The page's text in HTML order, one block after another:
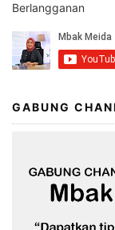
Berlangganan
GABUNG